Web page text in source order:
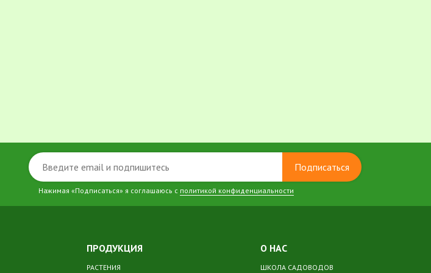
Подписаться
Нажимая «Подписаться» я соглашаюсь с политикой конфиденциальности
ПРОДУКЦИЯ
РАСТЕНИЯ
О НАС
ШКОЛА САДОВОДОВ